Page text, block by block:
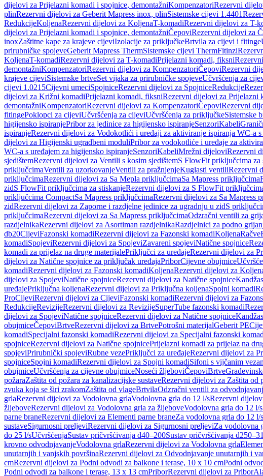
dijelovi za Prijelazni komadi i spojnice, demontažniKompenzatoriRezervni
plinRezervni dijelovi za Geberit Mapress inox, plinSistemske cijevi 1.4401
RedukcijeKoljenaRezervni dijelovi za KoljenaT-komadiRezervni dijelovi za T-
dijelovi za Prijelazni komadi i spojnice, demontažniČepoviRezervni dijelovi za
inoxZaštitne kape za krajeve cijeviIzolacije za priključkeBrtvila za cijevi i fitinge
prirubničke spojeveGeberit Mapress ThermSistemske cijevi ThermFitinzi
KoljenaT-komadiRezervni dijelovi za T-komadiPrijelazni komadi, fiksni
demontažniKompenzatoriRezervni dijelovi za KompenzatoriČepoviRezervni
krajeve cijeviSistemske brtveSet vijaka za prirubničke spojeveUčvršćenja za
cijevi 1.0215Cijevni umeciSpojniceRezervni dijelovi za SpojniceRedukcije
dijelovi za Križni komadiPrijelazni komadi, fiksniRezervni dijelovi za Prijelazni
demontažniKompenzatoriRezervni dijelovi za KompenzatoriČepoviRezervni
fitingePoklopci za cijeviUčvršćenja za cijeviUčvršćenja za priključkeSistemske
higijensko ispiranjePribor za jedinice za higijensko ispiranjeSenzoriKabeli
ispiranjeRezervni dijelovi za Vodokotlići i uređaji za aktiviranje ispiranja WC-a
dijelovi za Higijenski ugradbeni moduliPribor za vodokotliće i uređaje za
WC-a s uređajem za higijensko ispiranjeSenzoriKabeliMrežni dijeloviRezervni
sjedištemRezervni dijelovi za Ventili s kosim sjedištemS FlowFit priključcima za
priključcimaVentili za uzorkovanjeVentili za pražnjenjeKuglasti ventiliRezervni
priključcimaRezervni dijelovi za Sa Mepla priključcimaSa Mapress priključcima
zidS FlowFit priključcima za stiskanjeRezervni dijelovi za S FlowFit
priključcima CompactSa Mapress priključcimaRezervni dijelovi za Sa Mapress
zidRezervni dijelovi za Zaporne i razdjelne jedinice za ugradnju u zidS
priključcimaRezervni dijelovi za Sa Mapress priključcimaOdzračni ventili za
razdjelnikaRezervni dijelovi za Asortiman razdjelnikaRazdjelnici za podno
db20CijeviFazonski komadiRezervni dijelovi za Fazonski komadiKoljenaRačve
komadiSpojeviRezervni dijelovi za SpojeviZavareni spojeviNatične spojnice
komadi za prijelaz na druge materijalePriključci za uređajeRezervni dijelovi za
dijelovi za Natične spojnice za priključak uređajaPriborCijevne obujmice
komadiRezervni dijelovi za Fazonski komadiKoljenaRezervni dijelovi za
dijelovi za SpojeviNatične spojniceRezervni dijelovi za Natične spojnice
uređajePriključna koljenaRezervni dijelovi za Priključna koljenaSpojni komadi
ProCijeviRezervni dijelovi za CijeviFazonski komadiRezervni dijelovi za
RedukcijeRevizijeRezervni dijelovi za RevizijeSuperTube fazonski komadi
dijelovi za SpojeviNatične spojniceRezervni dijelovi za Natične spojnice
obujmiceČepoviBrtveRezervni dijelovi za BrtvePotrošni materijalGeberit PE
komadiSpecijalni fazonski komadiRezervni dijelovi za Specijalni fazonski
spojniceRezervni dijelovi za Natične spojnicePrijelazni komadi za prijelaz na
spojeviPrirubnički spojeviRubne vezePriključci za uređajeRezervni dijelovi za
spojniceSpojni komadiRezervni dijelovi za Spojni komadiSifoni s vijčanim
obujmiceUčvršćenja za cijevne obujmiceNoseći žljeboviČepoviBrtve
požaraZaštita od požara za kanalizacijske sustaveRezervni dijelovi za Zaštita od
zvuka koja se širi zrakomZaštita od vlageBrtvilaOdzračni ventili za
grlaRezervni dijelovi za Vodolovna grlaVodolovna grla do 12 l/sRezervni
žljeboveRezervni dijelovi za Vodolovna grla za žljeboveVodolovna grla do 12 l/s
parne braneRezervni dijelovi za Elementi parne braneZa vodolovna grla do 12 l/s
sustaveSigurnosni preljeviRezervni dijelovi za Sigurnosni preljeviZa vodolovna
do 25 l/sUčvršćenjaSustav pričvršćivanja d40–200Sustav pričvršćivanja
krovno odvodnjavanjeVodolovna grlaRezervni dijelovi za Vodolovna grla
unutarnjih i vanjskih površinaRezervni dijelovi za Odvodnjavanje unutarnjih i
cmRezervni dijelovi za Podni odvodi za balkone i terase, 10 x 10 cmPodni
Podni odvodi za balkone i terase, 13 x 13 cmPriborRezervni dijelovi za Pribor